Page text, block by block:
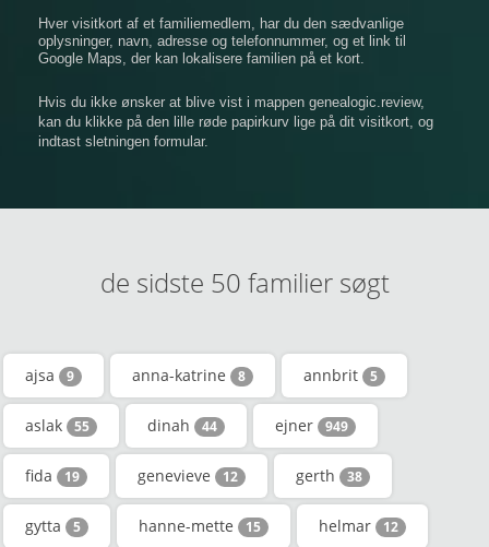
Hver visitkort af et familiemedlem, har du den sædvanlige
oplysninger, navn, adresse og telefonnummer, og et link til
Google Maps, der kan lokalisere familien på et kort.
Hvis du ikke ønsker at blive vist i mappen genealogic.review,
kan du klikke på den lille røde papirkurv lige på dit visitkort, og
indtast sletningen formular.
de sidste 50 familier søgt
ajsa 9 anna-katrine 8 annbrit 5
aslak 55 dinah 44 ejner 949
fida 19 genevieve 12 gerth 38
gytta 5 hanne-mette 15 helmar 12